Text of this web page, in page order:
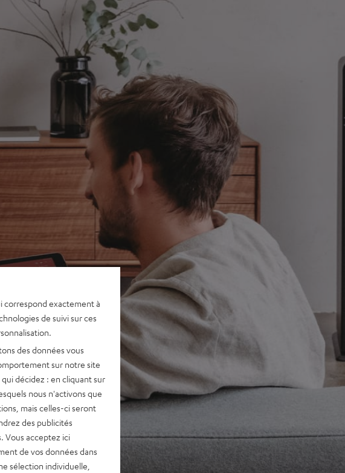
correspond exactement à
de suivi sur ces
des données vous
sur notre site
décidez : en cliquant sur
nous n'activons que
mais celles-ci seront
des publicités
Vous acceptez ici
de vos données dans
sélection individuelle,